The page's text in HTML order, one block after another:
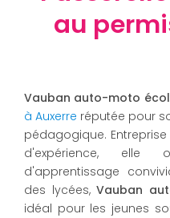
au
Vauban auto-moto
à Auxerre réputée pour
pédagogique.
d'expérience, elle
d'apprentissage
des lycées,Vauban
idéal pour les jeunes